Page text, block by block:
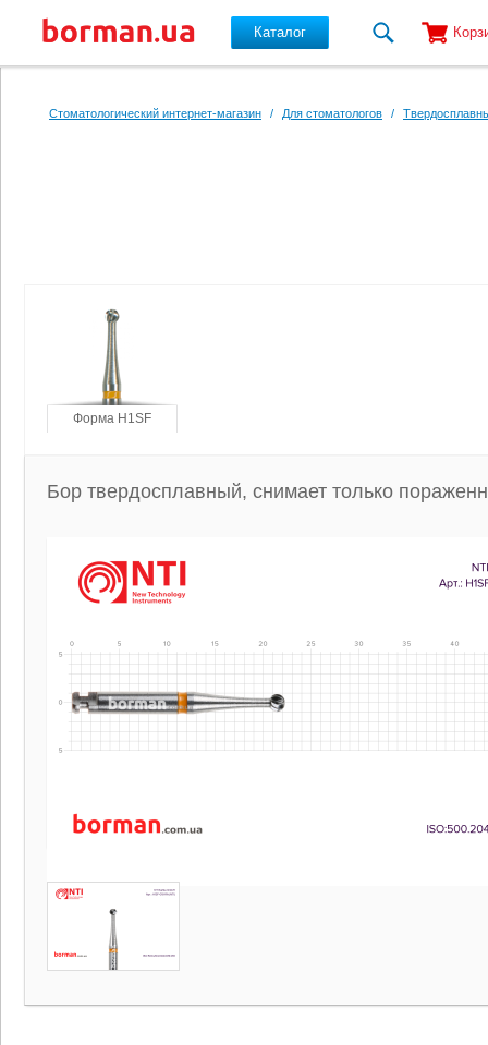
Каталог
Стоматологический интернет-магазин / Для стоматологов /
Форма H1SF
Бор твердосплавный, снимает только